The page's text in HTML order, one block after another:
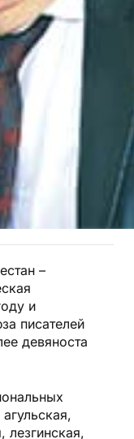
–
и
писателей
девяноста
лезгинская,